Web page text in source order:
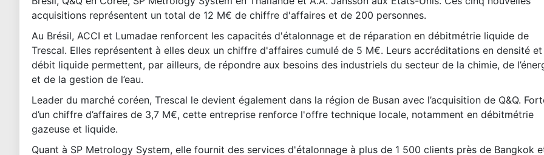
acquisitions représentent un total de 12 M€ de chiffre d'affaires et de 200 personnes.
Au Brésil, ACCI et Lumadae renforcent les capacités d'étalonnage et de réparation en débitmétrie liquide de
Trescal. Elles représentent à elles deux un chiffre d'affaires cumulé de 5 M€. Leurs accréditations en densité et
débit liquide permettent, par ailleurs, de répondre aux besoins des industriels du secteur de la chimie, de
et de la gestion de l’eau.
Leader du marché coréen, Trescal le devient également dans la région de Busan avec l’acquisition de Q&Q.
d’un chiffre d’affaires de 3,7 M€, cette entreprise renforce l'offre technique locale, notamment en débitmétrie
gazeuse et liquide.
Quant à SP Metrology System, elle fournit des services d'étalonnage à plus de 1 500 clients près de Bangkok